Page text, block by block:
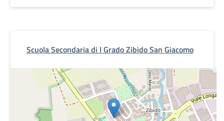
Scuola Secondaria di I Grado Zibido San Giacomo